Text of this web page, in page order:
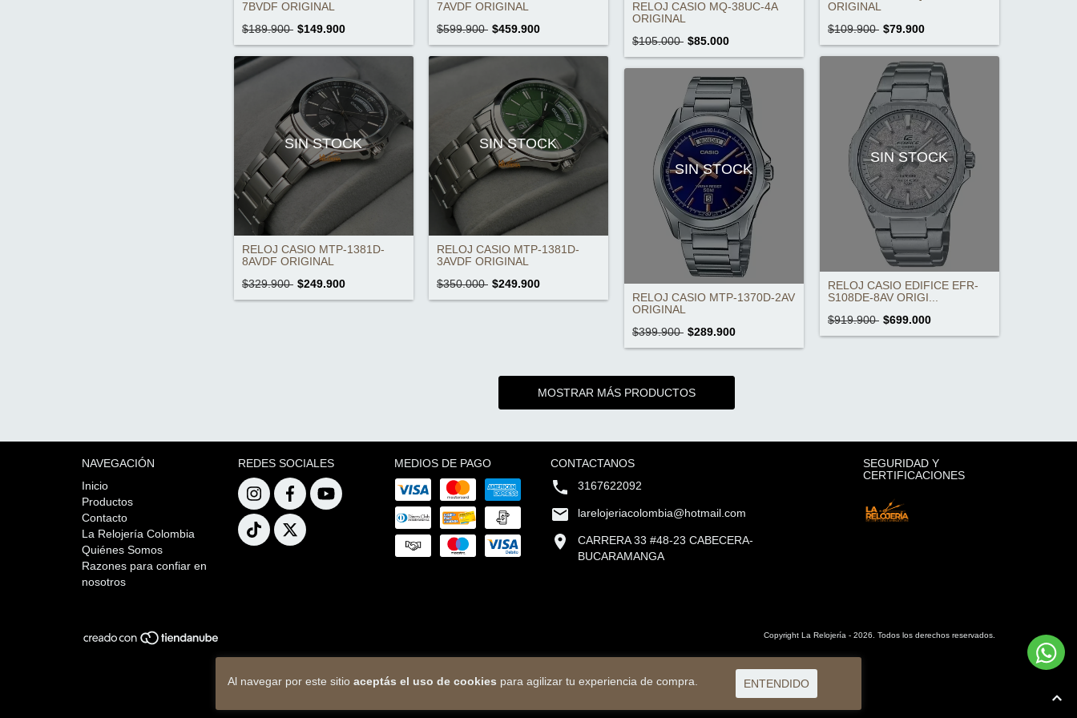
Al navegar por este sitio aceptás el uso de cookies para agilizar tu experiencia de compra. ENTENDIDO
7BVDF ORIGINAL
$189.900 $149.900
7AVDF ORIGINAL
$599.900 $459.900
RELOJ CASIO MQ-38UC-4A
ORIGINAL
$105.000 $85.000
ORIGINAL
$109.900 $79.900
SIN STOCK
RELOJ CASIO MTP-1381D-
8AVDF ORIGINAL
$329.900 $249.900
SIN STOCK
RELOJ CASIO MTP-1381D-
3AVDF ORIGINAL
$350.000 $249.900
SIN STOCK
RELOJ CASIO MTP-1370D-2AV
ORIGINAL
$399.900 $289.900
SIN STOCK
RELOJ CASIO EDIFICE EFR-
S108DE-8AV ORIGI...
$919.900 $699.000
MOSTRAR MÁS PRODUCTOS
NAVEGACIÓN
Inicio
Productos
Contacto
La Relojería Colombia
Quiénes Somos
Razones para confiar en
nosotros
REDES SOCIALES MEDIOS DE PAGO
CONTACTANOS
3167622092
larelojeriacolombia@hotmail.com
CARRERA 33 #48-23 CABECERA-
BUCARAMANGA
SEGURIDAD Y
CERTIFICACIONES
Copyright La Relojería - 2026. Todos los derechos reservados.